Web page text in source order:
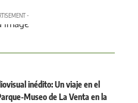
-
inédito: Un viaje en el
Museo de La Venta en la